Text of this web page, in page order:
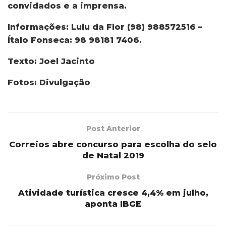
convidados e a imprensa.
Informações: Lulu da Flor (98) 988572516 –
Ítalo Fonseca: 98 98181 7406.
Texto: Joel Jacinto
Fotos: Divulgação
Post Anterior
Correios abre concurso para escolha do selo
de Natal 2019
Próximo Post
Atividade turística cresce 4,4% em julho,
aponta IBGE